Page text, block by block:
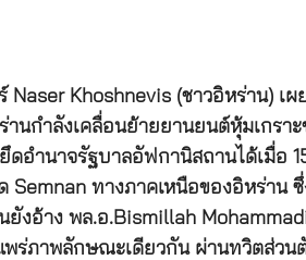
Naser Khoshnevis (ชาวอิหร่าน)
นกำลังเคลื่อนย้ายยานยนต์หุ้มเกร
ำนาจรัฐบาลอัฟกานิสถานได้เมื่อ
Semnan ทางภาคเหนือของอิหร่า
อ้าง พล.อ.Bismillah
ภาพลักษณะเดียวกัน ผ่านทวิตส่วน